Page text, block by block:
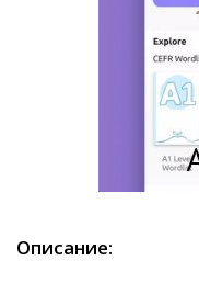
Описание: